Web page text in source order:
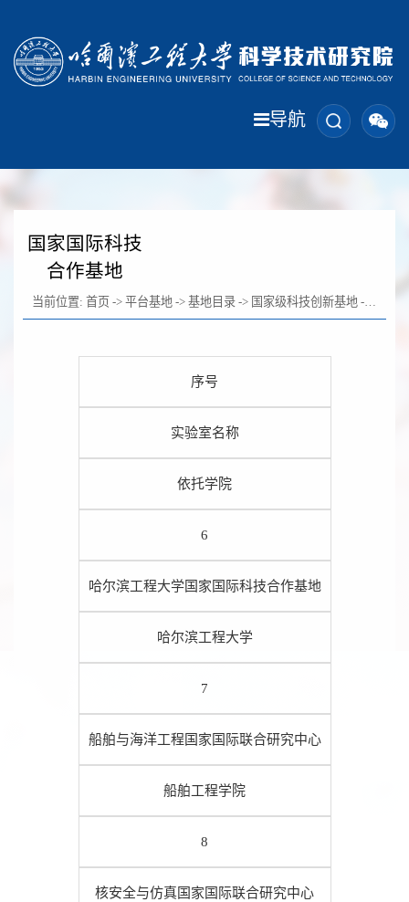
导航
国家国际科技
合作基地
当前位置: 首页 -> 平台基地 -> 基地目录 -> 国家级科技创新基地 -> 国家
序号
实验室名称
依托学院
6
哈尔滨工程大学国家国际科技合作基地
哈尔滨工程大学
7
船舶与海洋工程国家国际联合研究中心
船舶工程学院
8
核安全与仿真国家国际联合研究中心